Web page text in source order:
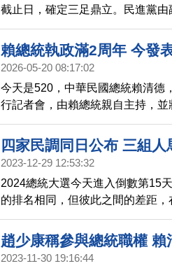
截止日，確定三足鼎立。民進黨
搭檔；國民黨由新北市長侯友宜
柯文哲搭檔同黨立法委員吳欣盈。
表會。根據今天發布的最新民調，
國民黨侯友宜的31.1％，民眾黨
賴總統執政滿2周年 今發
2026-05-20 08:17:02
今天是520，中華民國總統賴清德
行記者會，由賴總統親自主持，
潘孟安等團隊出席。
四家民調同日公布 三組
2023-12-29 12:53:32
2024總統大選今天進入倒數第15
的排名相同，但彼此之間的差距
報的數據指出，賴蕭配支持度為
差距達11.5個百分點，柯吳配支持
會的數據指出，賴蕭配支持度三成
趙少康稱參與總統職權 賴
2023-11-30 19:16:44